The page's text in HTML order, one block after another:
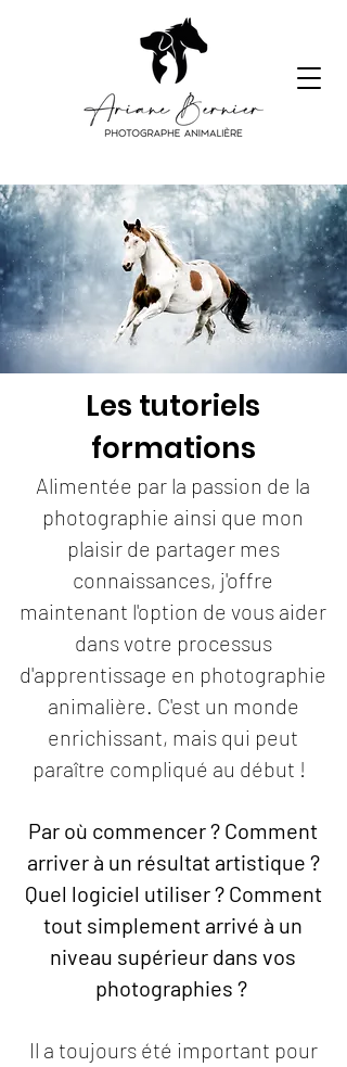
Les tutoriels
formations
Alimentée par la passion de la
photographie ainsi que mon
plaisir de partager mes
connaissances, j'offre
maintenant l'option de vous aider
dans votre processus
d'apprentissage en photographie
animalière. C'est un monde
enrichissant, mais qui peut
paraître compliqué au début !
Par où commencer ? Comment
arriver à un résultat artistique ?
Quel logiciel utiliser ? Comment
tout simplement arrivé à un
niveau supérieur dans vos
photographies ?
Il a toujours été important pour